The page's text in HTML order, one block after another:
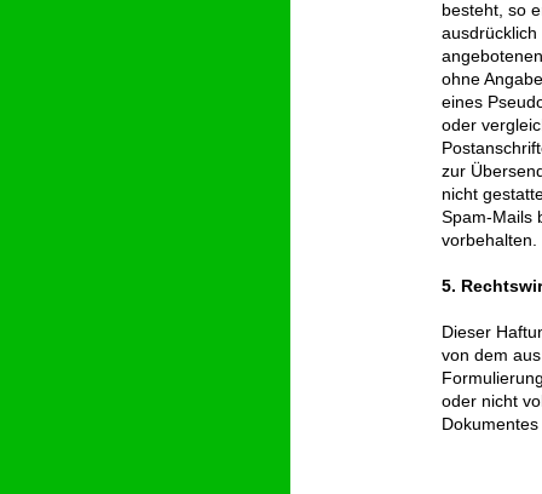
besteht, so
ohne
eines
oder
zur
nicht
Spam-Mails
vorbehalten.
5.
Dieser
von dem
oder nicht